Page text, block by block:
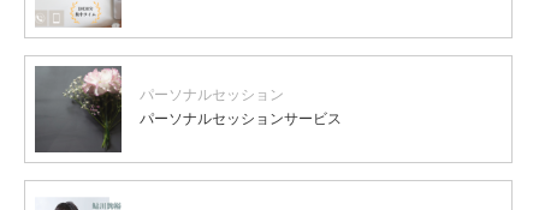
パーソナルセッション
パーソナルセッションサービス